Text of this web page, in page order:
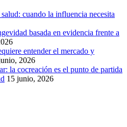
cuando la influencia necesita
basada en evidencia frente a
entender el mercado y
2026
la cocreación es el punto de partida
15 junio, 2026